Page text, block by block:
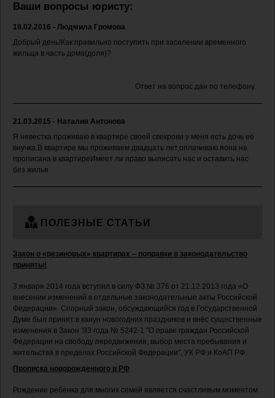
Ваши вопросы юристу:
18.02.2016 - Людмила Громова
Добрый день!Как правильно поступить при заселении временного
жильца в часть дома(доля)?
Ответ на вопрос дан по телефону.
21.03.2015 - Наталия Антонова
Я невестка проживаю в квартире своей свекрови у меня есть дочь её
внучка.В квартире мы проживаем двадцать лет,оплачиваю яона не
прописана в квартиреИмеет ли право выписать нас и оставить нас
без жилья
ПОЛЕЗНЫЕ СТАТЬИ
Закон о «резиновых» квартирах – поправки в законодательство
приняты!
3 января 2014 года вступил в силу ФЗ № 376 от 21.12.2013 года «О
внесении изменений в отдельные законодательные акты Российской
Федерации». Спорный закон, обсуждающийся год в Государственной
Думе был принят в канун новогодних праздников и внёс существенные
изменения в Закон ’93 года № 5242-1 "О праве граждан Российской
Федерации на свободу передвижения, выбор места пребывания и
жительства в пределах Российской Федерации", УК РФ и КоАП РФ.
Прописка новорожденного в РФ
Рождение ребенка для многих семей является счастливым моментом